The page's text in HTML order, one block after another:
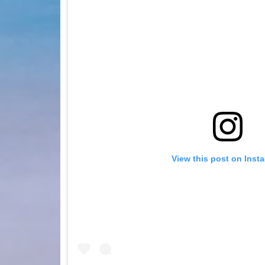
View this post on